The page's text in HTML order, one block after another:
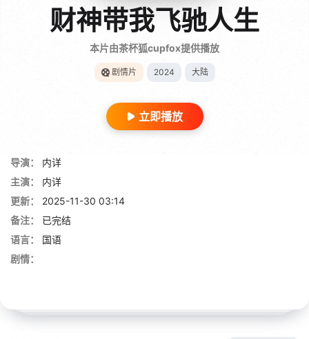
财神带我飞驰人生
本片由茶杯狐cupfox提供播放
剧情片 2024 大陆
立即播放
导演：
内详
主演：
内详
更新：
2025-11-30 03:14
备注：
已完结
语言：
国语
剧情：